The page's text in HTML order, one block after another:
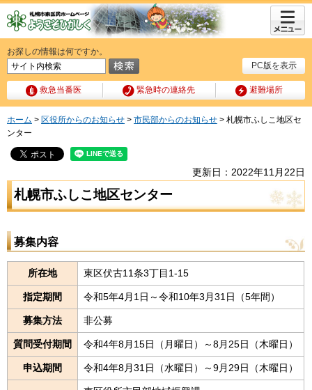
PC版を表示
お探しの情報は何ですか。
救急当番医 緊急時の連絡先 避難場所
メニュ
ー
ホーム > 区役所からのお知らせ > 市民部からのお知らせ > 札幌市ふしこ地区セ
ンター
更新日：2022年11月22日
札幌市ふしこ地区センター
募集内容
所在地 東区伏古11条3丁目1-15
指定期間 令和5年4月1日～令和10年3月31日（5年間）
募集方法 非公募
質問受付期間 令和4年8月15日（月曜日）～8月25日（木曜日）
申込期間 令和4年8月31日（水曜日）～9月29日（木曜日）